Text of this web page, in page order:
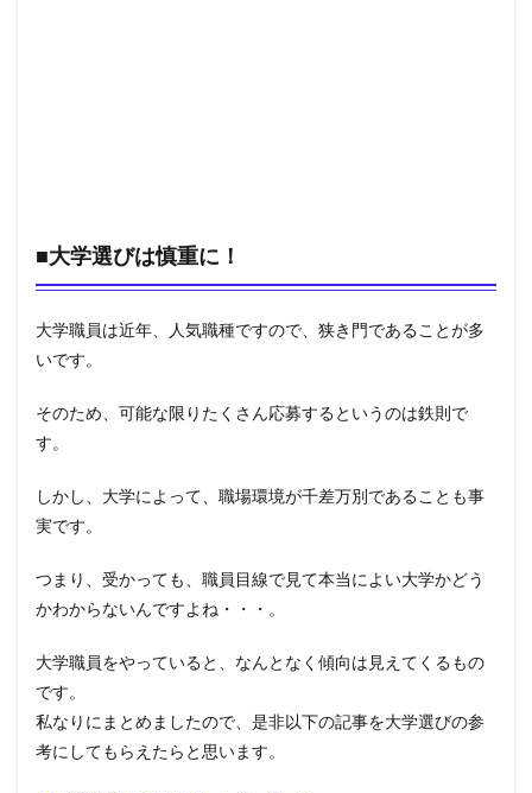
■大学選びは慎重に！
大学職員は近年、人気職種ですので、狭き門であることが多
いです。
そのため、可能な限りたくさん応募するというのは鉄則で
す。
しかし、大学によって、職場環境が千差万別であることも事
実です。
つまり、受かっても、職員目線で見て本当によい大学かどう
かわからないんですよね・・・。
大学職員をやっていると、なんとなく傾向は見えてくるもの
です。
私なりにまとめましたので、是非以下の記事を大学選びの参
考にしてもらえたらと思います。